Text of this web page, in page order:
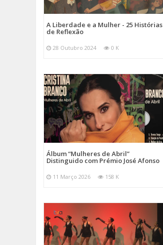
A Liberdade e a Mulher - 25 Histórias
de Reflexão
28 Outubro 2024 0 K
Álbum “Mulheres de Abril”
Distinguido com Prémio José Afonso
11 Março 2026 158 K